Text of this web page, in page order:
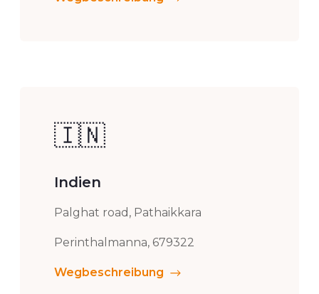
🇮🇳
Indien
Palghat road, Pathaikkara
Perinthalmanna, 679322
Wegbeschreibung